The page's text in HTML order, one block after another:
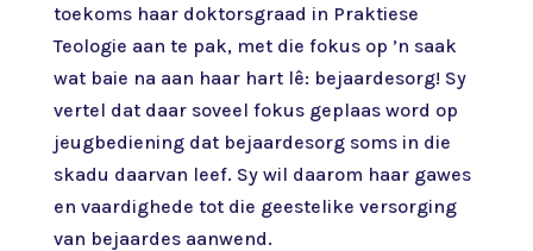
toekoms haar doktorsgraad in Praktiese
Teologie aan te pak, met die fokus op ’n saak
wat baie na aan haar hart lê: bejaardesorg! Sy
vertel dat daar soveel fokus geplaas word op
jeugbediening dat bejaardesorg soms in die
skadu daarvan leef. Sy wil daarom haar gawes
en vaardighede tot die geestelike versorging
van bejaardes aanwend.